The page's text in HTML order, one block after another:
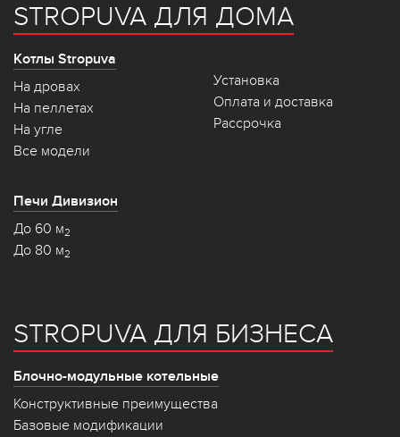
STROPUVA ДЛЯ ДОМА
Котлы Stropuva
На дровах
На пеллетах
На угле
Все модели
Установка
Оплата и доставка
Рассрочка
Печи Дивизион
До 60 м2
До 80 м2
STROPUVA ДЛЯ БИЗНЕСА
Блочно-модульные котельные
Конструктивные преимущества
Базовые модификации